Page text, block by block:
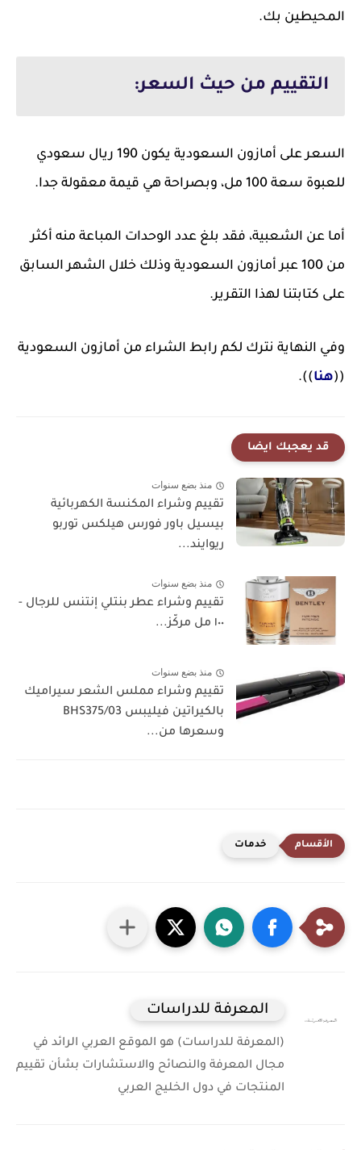
المحيطين بك.
التقييم من حيث السعر:
السعر على أمازون السعودية يكون 190 ريال سعودي
للعبوة سعة 100 مل، وبصراحة هي قيمة معقولة جدا.
أما عن الشعبية، فقد بلغ عدد الوحدات المباعة منه أكثر
من 100 عبر أمازون السعودية وذلك خلال الشهر السابق
على كتابتنا لهذا التقرير.
وفي النهاية نترك لكم رابط الشراء من أمازون السعودية
((هنا)).
قد يعجبك ايضا
منذ بضع سنوات
تقييم وشراء المكنسة الكهربائية
بيسيل باور فورس هيلكس توربو
ريوايند...
منذ بضع سنوات
تقييم وشراء عطر بنتلي إنتنس للرجال -
١٠٠ مل مركّز...
منذ بضع سنوات
تقييم وشراء مملس الشعر سيراميك
بالكيراتين فيليبس BHS375/03
وسعرها من...
خدمات
المعرفة للدراسات
(المعرفة للدراسات) هو الموقع العربي الرائد في
مجال المعرفة والنصائح والاستشارات بشأن تقييم
المنتجات في دول الخليج العربي